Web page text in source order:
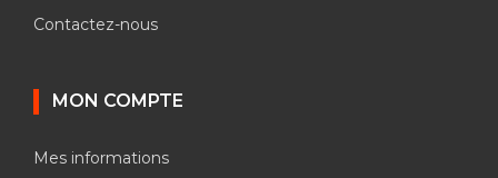
Contactez-nous
MON COMPTE
Mes informations